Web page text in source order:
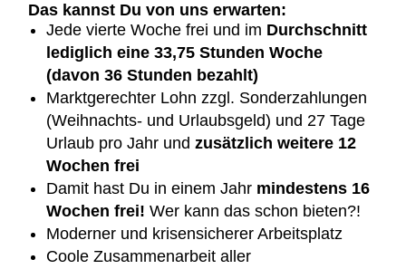
Das kannst Du von uns erwarten:
Jede vierte Woche frei und im Durchschnitt
lediglich eine 33,75 Stunden Woche
(davon 36 Stunden bezahlt)
Marktgerechter Lohn zzgl. Sonderzahlungen
(Weihnachts- und Urlaubsgeld) und 27 Tage
Urlaub pro Jahr und zusätzlich weitere 12
Wochen frei
Damit hast Du in einem Jahr mindestens 16
Wochen frei! Wer kann das schon bieten?!
Moderner und krisensicherer Arbeitsplatz
Coole Zusammenarbeit aller